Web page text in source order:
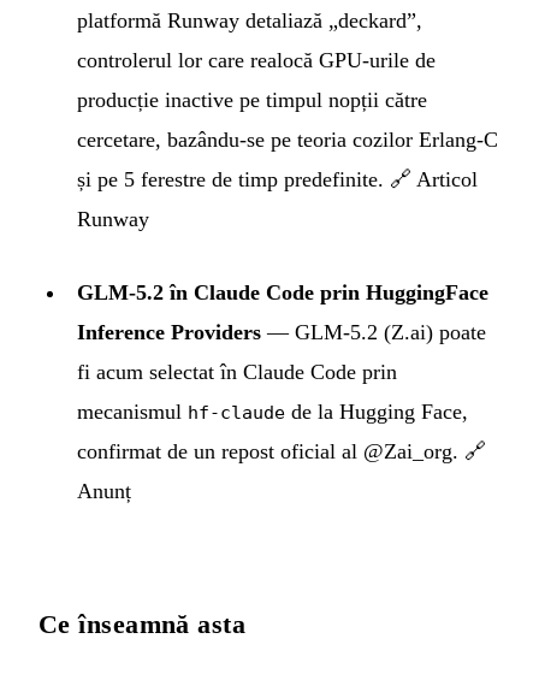
platformă Runway detaliază „deckard”,
controlerul lor care realocă GPU-urile de
producție inactive pe timpul nopții către
cercetare, bazându-se pe teoria cozilor Erlang-C
și pe 5 ferestre de timp predefinite. 🔗 Articol
Runway
GLM-5.2 în Claude Code prin HuggingFace
Inference Providers — GLM-5.2 (Z.ai) poate
fi acum selectat în Claude Code prin
mecanismul hf-claude de la Hugging Face,
confirmat de un repost oficial al @Zai_org. 🔗
Anunț
Ce înseamnă asta